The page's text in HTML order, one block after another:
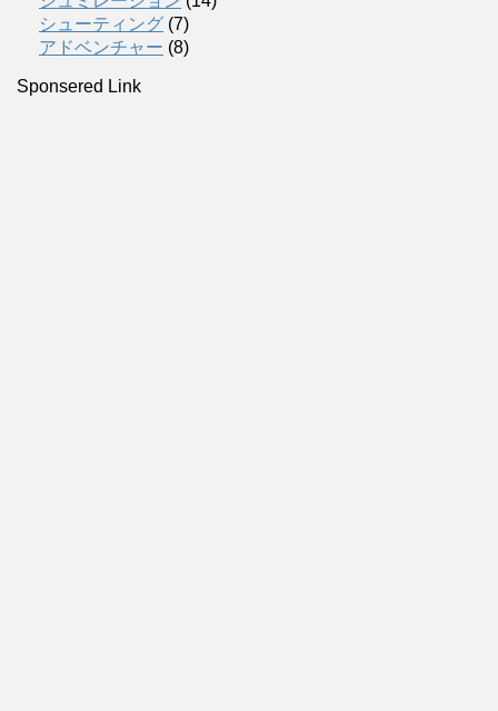
シューティング (7)
アドベンチャー (8)
Sponsered Link